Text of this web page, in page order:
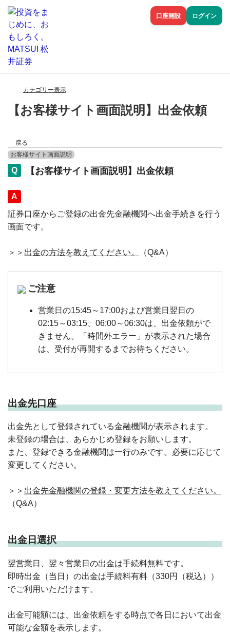
口座開設 ログイン
カテゴリー表示
【お客様サイト画面説明】出金依頼
戻る
お客様サイト画面説明
【お客様サイト画面説明】出金依頼
回答
証券口座からご登録の出金先金融機関へ出金手続きを行う
画面です。
＞＞ 出金の方法を教えてください。 （Q&A）
ご注意
営業日の15:45～17:00および営業日翌日の
02:15～03:15、06:00～06:30は、出金依頼がで
きません。「時間外エラー」が表示された場合
は、受付が再開するまでお待ちください。
出金先口座
出金先として登録されている金融機関が表示されます。
未登録の場合は、あらかじめ登録をお願いします。
また、登録できる金融機関は一行のみです。必要に応じて
変更してください。
＞＞ 出金先金融機関の登録・変更方法を教えてください。
（Q&A）
出金日選択
翌営業日、翌々営業日の出金は手続料無料です。
即時出金（当日）の出金は手続料有料（330円（税込））
でご利用いただけます。
出金可能額には、出金依頼をする時点で各日において出金
可能な金額を表示します。